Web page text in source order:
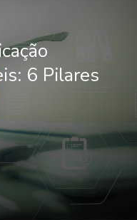
6 Pilares